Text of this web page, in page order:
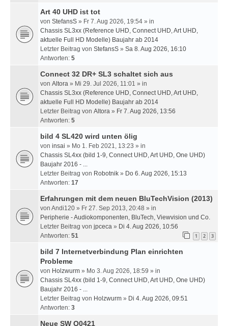
Art 40 UHD ist tot
von StefansS » Fr 7. Aug 2026, 19:54 » in
Chassis SL3xx (Reference UHD, Connect UHD, Art UHD,
aktuelle Full HD Modelle) Baujahr ab 2014
Letzter Beitrag von StefansS » Sa 8. Aug 2026, 16:10
Antworten: 5
Connect 32 DR+ SL3 schaltet sich aus
von Altora » Mi 29. Jul 2026, 11:01 » in
Chassis SL3xx (Reference UHD, Connect UHD, Art UHD,
aktuelle Full HD Modelle) Baujahr ab 2014
Letzter Beitrag von Altora » Fr 7. Aug 2026, 13:56
Antworten: 5
bild 4 SL420 wird unten ölig
von insai » Mo 1. Feb 2021, 13:23 » in
Chassis SL4xx (bild 1-9, Connect UHD, Art UHD, One UHD)
Baujahr 2016 - ...
Letzter Beitrag von Robotnik » Do 6. Aug 2026, 15:13
Antworten: 17
Erfahrungen mit dem neuen BluTechVision (2013)
von Andi120 » Fr 27. Sep 2013, 20:48 » in
Peripherie - Audiokomponenten, BluTech, Viewvision und Co.
Letzter Beitrag von jpceca » Di 4. Aug 2026, 10:56
Antworten: 51 1 2 3
bild 7 Internetverbindung Plan einrichten
Probleme
von Holzwurm » Mo 3. Aug 2026, 18:59 » in
Chassis SL4xx (bild 1-9, Connect UHD, Art UHD, One UHD)
Baujahr 2016 - ...
Letzter Beitrag von Holzwurm » Di 4. Aug 2026, 09:51
Antworten: 3
Neue SW Q0421